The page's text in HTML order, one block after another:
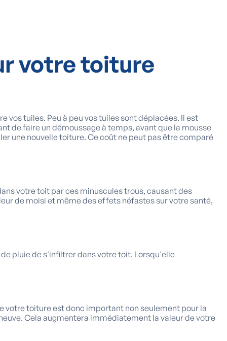
votre toiture
tuiles. Peu à peu vos tuiles sont déplacées. Il est
de faire un démoussage à temps, avant que la mousse
une nouvelle toiture. Ce coût ne peut pas être comparé
votre toit par ces minuscules trous, causant des
de moisi et même des effets néfastes sur votre santé,
pluie de s'infiltrer dans votre toit. Lorsqu'elle
votre toiture est donc important non seulement pour la
Cela augmentera immédiatement la valeur de votre